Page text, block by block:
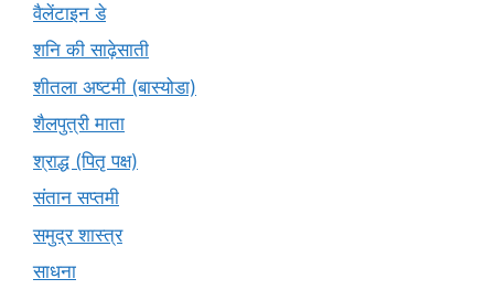
वैलेंटाइन डे
शनि की साढ़ेसाती
शीतला अष्टमी (बास्योडा)
शैलपुत्री माता
श्राद्ध (पितृ पक्ष)
संतान सप्तमी
समुद्र शास्त्र
साधना